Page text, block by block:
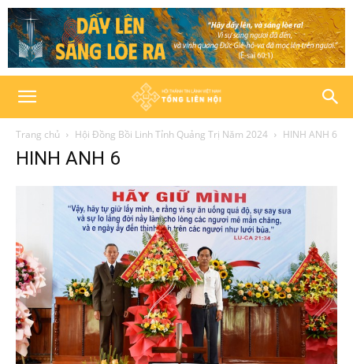
Trang chủ Hội Đồng Bồi Linh Tỉnh Quảng Trị Năm 2024 HINH ANH 6
HINH ANH 6